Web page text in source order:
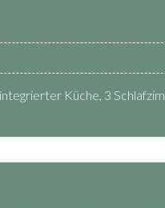
Küche, 3